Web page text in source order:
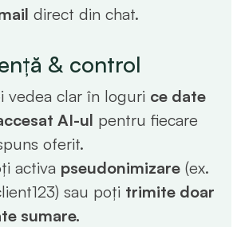
direct din chat.
& control
vedea clar în loguri ce date
AI-ul pentru fiecare
oferit.
activa pseudonimizare (ex.
sau poți trimite doar
sumare.